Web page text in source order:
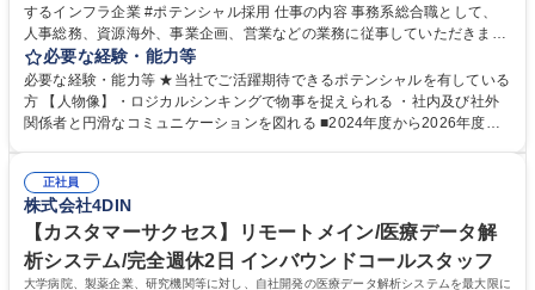
するインフラ企業 #ポテンシャル採用 仕事の内容 事務系総合職として、
人事総務、資源海外、事業企画、営業などの業務に従事していただきま
す。 【業務内容の一例】■所属事業部の勤労業務 ■海外に関係する各種業
務 ■営業部門の企画スタッフ、ルート営業 【キャリアパス】入社後の配属
ポジションで一定期間ご活躍頂いた後、本人の適性及び将来のキャリアを
鑑みてジョブローテーションを行います。 【育成】OJTでの現場育成や研
表するインフラ企業 #ポテンシャル採用
必要な経験・能力等
必要な経験・能力等 ★当社でご活躍期待できるポテンシャルを有している
方 【人物像】・ロジカルシンキングで物事を捉えられる ・社内及び社外
関係者と円滑なコミュニケーションを図れる ■2024年度から2026年度ま
72.html ■エネルギーセキュリティの不安定化や気候変動による自然災害の
甚大化など、これまで以上に社会課題解決の重要性が高まっています。
「未来の日常」の創造に向けて持続可能な社会の実現に貢献してまいりま
す。 学歴・資格 学歴：大学院 大学 語学力： 資格：
正社員
株式会社4DIN
【カスタマーサクセス】リモートメイン/医療データ解
析システム/完全週休2日 インバウンドコールスタッフ
大学病院、製薬企業、研究機関等に対し、自社開発の医療データ解析システムを最大限に